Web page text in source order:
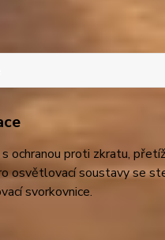
ochranou proti zkratu,
osvětlovací soustavy se
svorkovnice.